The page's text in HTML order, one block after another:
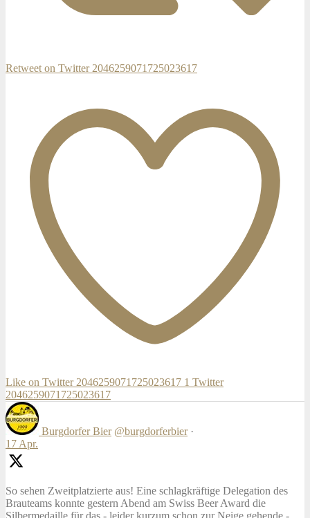
Retweet on Twitter 2046259071725023617
Like on Twitter 2046259071725023617 1 Twitter
2046259071725023617
Burgdorfer Bier @burgdorferbier ·
17 Apr.
So sehen Zweitplatzierte aus! Eine schlagkräftige Delegation des
Brauteams konnte gestern Abend am Swiss Beer Award die